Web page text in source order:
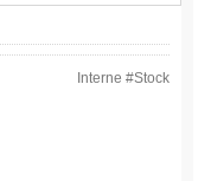
Interne #Stock